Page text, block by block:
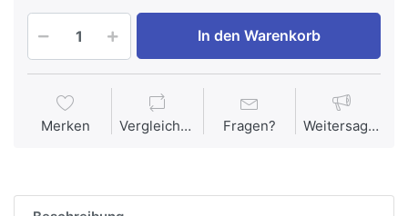
In den Warenkorb
Merken Vergleichen Fragen? Weitersagen